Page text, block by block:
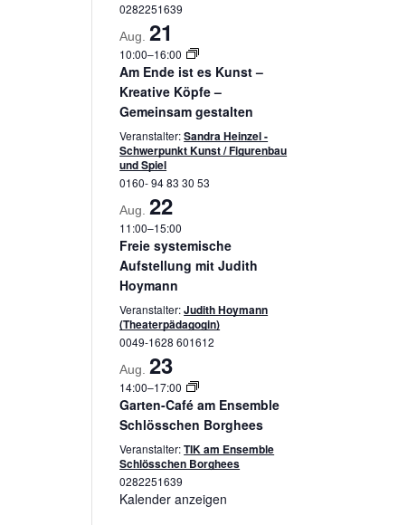
0282251639
Aug. 21
10:00–16:00
Am Ende ist es Kunst –
Kreative Köpfe –
Gemeinsam gestalten
Veranstalter:Sandra Heinzel -
Schwerpunkt Kunst / Figurenbau
und Spiel
0160- 94 83 30 53
Aug. 22
11:00–15:00
Freie systemische
Aufstellung mit Judith
Hoymann
Veranstalter:Judith Hoymann
(Theaterpädagogin)
0049-1628 601612
Aug. 23
14:00–17:00
Garten-Café am Ensemble
Schlösschen Borghees
Veranstalter:TIK am Ensemble
Schlösschen Borghees
0282251639
Kalender anzeigen